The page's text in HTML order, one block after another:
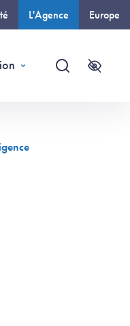
L'Agence Europe
Recherche